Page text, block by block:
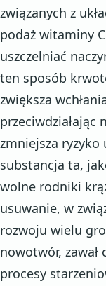
związanych z
podaż witaminy
uszczelniać
ten sposób
zwiększa
przeciwdziałając
zmniejsza ryzyko
substancja ta,
wolne rodniki
usuwanie, w
rozwoju wielu
nowotwór, zawał
procesy